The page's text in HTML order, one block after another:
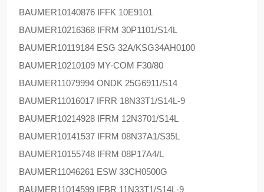
BAUMER10140876 IFFK 10E9101
BAUMER10216368 IFRM 30P1101/S14L
BAUMER10119184 ESG 32A/KSG34AH0100
BAUMER10210109 MY-COM F30/80
BAUMER11079994 ONDK 25G6911/S14
BAUMER11016017 IFRR 18N33T1/S14L-9
BAUMER10214928 IFRM 12N3701/S14L
BAUMER10141537 IFRM 08N37A1/S35L
BAUMER10155748 IFRM 08P17A4/L
BAUMER11046261 ESW 33CH0500G
BAUMER11014599 IFBR 11N33T1/S14L-9